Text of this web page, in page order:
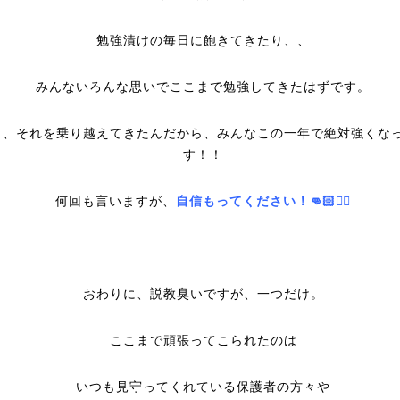
勉強漬けの毎日に飽きてきたり、、
みんないろんな思いでここまで勉強してきたはずです。
それを乗り越えてきたんだから、みんなこの一年で絶対強くな
す！！
何回も言いますが、 自信もってください！👊🏻❤️‍🔥
おわりに、説教臭いですが、一つだけ。
ここまで頑張ってこられたのは
いつも見守ってくれている保護者の方々や